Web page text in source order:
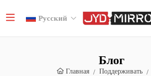
Русский
Блог
Главная Поддерживать